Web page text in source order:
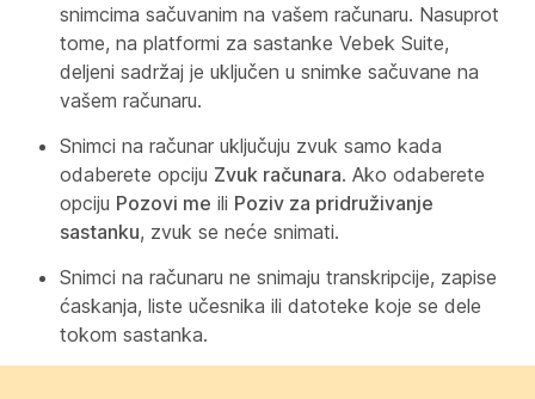
snimcima sačuvanim na vašem računaru. Nasuprot
tome, na platformi za sastanke Vebek Suite,
deljeni sadržaj je uključen u snimke sačuvane na
vašem računaru.
Snimci na računar uključuju zvuk samo kada
odaberete opciju Zvuk računara. Ako odaberete
opciju Pozovi me ili Poziv za pridruživanje
sastanku, zvuk se neće snimati.
Snimci na računaru ne snimaju transkripcije, zapise
ćaskanja, liste učesnika ili datoteke koje se dele
tokom sastanka.